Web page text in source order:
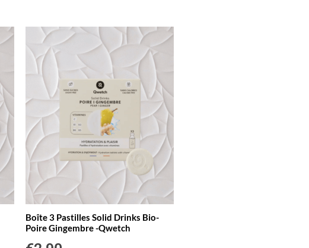
Boîte 3 Pastilles Solid Drinks Bio-
Poire Gingembre -Qwetch